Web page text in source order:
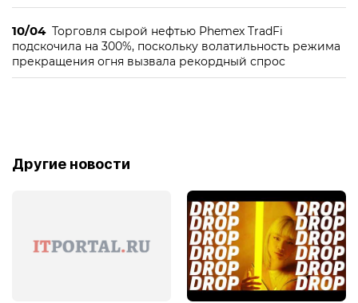
10/04 Торговля сырой нефтью Phemex TradFi
подскочила на 300%, поскольку волатильность режима
прекращения огня вызвала рекордный спрос
Другие новости